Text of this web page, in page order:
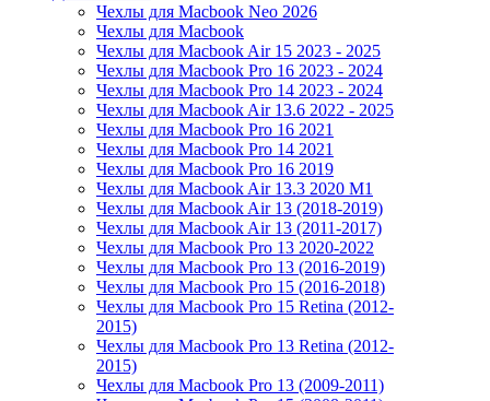
Чехлы для Macbook Neo 2026
Чехлы для Macbook
Чехлы для Macbook Air 15 2023 - 2025
Чехлы для Macbook Pro 16 2023 - 2024
Чехлы для Macbook Pro 14 2023 - 2024
Чехлы для Macbook Air 13.6 2022 - 2025
Чехлы для Macbook Pro 16 2021
Чехлы для Macbook Pro 14 2021
Чехлы для Macbook Pro 16 2019
Чехлы для Macbook Air 13.3 2020 M1
Чехлы для Macbook Air 13 (2018-2019)
Чехлы для Macbook Air 13 (2011-2017)
Чехлы для Macbook Pro 13 2020-2022
Чехлы для Macbook Pro 13 (2016-2019)
Чехлы для Macbook Pro 15 (2016-2018)
Чехлы для Macbook Pro 15 Retina (2012-
2015)
Чехлы для Macbook Pro 13 Retina (2012-
2015)
Чехлы для Macbook Pro 13 (2009-2011)